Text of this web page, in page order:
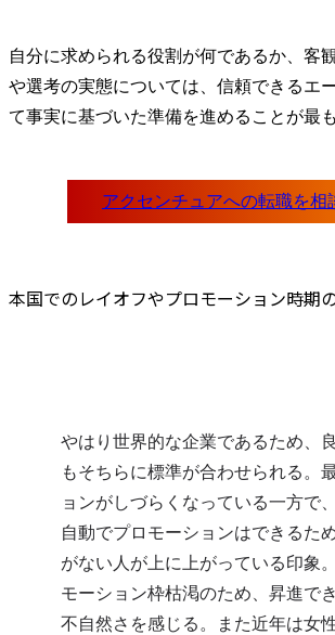
自分に求められる役割が何であるか、客
や選考の実態については、信頼できるエ
て事実に基づいた準備を進めることが最
本国でのレイオフやプロモーション時期
やはり世界的な企業であるため、
もそちらに標準が合わせられる。
ョンがしづらくなっている一方で
自動でプロモーションはできるた
がない人が上に上がっている印象
モーション枠枯渇のため、昇進で
不自然さを感じる。また近年は女